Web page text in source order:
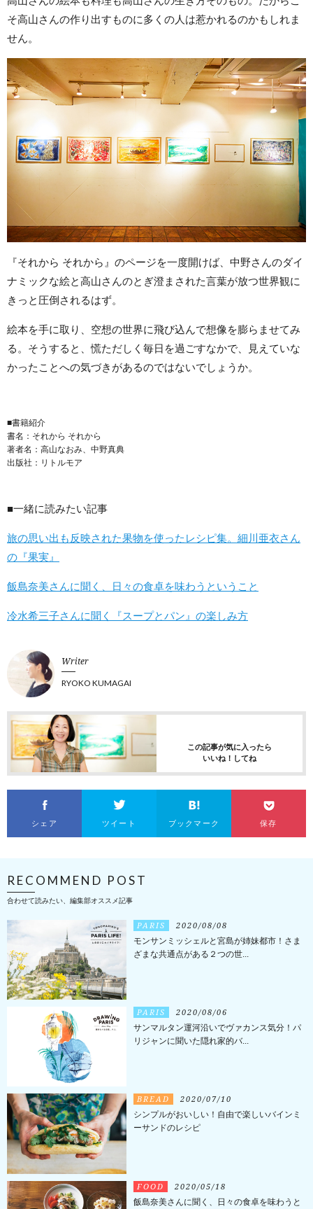
そ高山さんの作り出すものに多くの人は惹かれるのかもしれま
せん。
『それから それから』のページを一度開けば、中野さんのダイ
ナミックな絵と高山さんのとぎ澄まされた言葉が放つ世界観に
きっと圧倒されるはず。
絵本を手に取り、空想の世界に飛び込んで想像を膨らませてみ
る。そうすると、慌ただしく毎日を過ごすなかで、見えていな
かったことへの気づきがあるのではないでしょうか。
■書籍紹介
書名：それから それから
著者名：高山なおみ、中野真典
出版社：リトルモア
■一緒に読みたい記事
旅の思い出も反映された果物を使ったレシピ集。細川亜衣さん
の『果実』
飯島奈美さんに聞く、日々の食卓を味わうということ
冷水希三子さんに聞く『スープとパン』の楽しみ方
Writer
RYOKO KUMAGAI
この記事が気に入ったら
いいね！してね
シェア ツイート ブックマーク 保存
RECOMMEND POST
合わせて読みたい、編集部オススメ記事
PARIS 2020/08/08
モンサンミッシェルと宮島が姉妹都市！さま
ざまな共通点がある２つの世...
PARIS 2020/08/06
サンマルタン運河沿いでヴァカンス気分！パ
リジャンに聞いた隠れ家的バ...
BREAD 2020/07/10
シンプルがおいしい！自由で楽しいバインミ
ーサンドのレシピ
FOOD 2020/05/18
飯島奈美さんに聞く、日々の食卓を味わうと